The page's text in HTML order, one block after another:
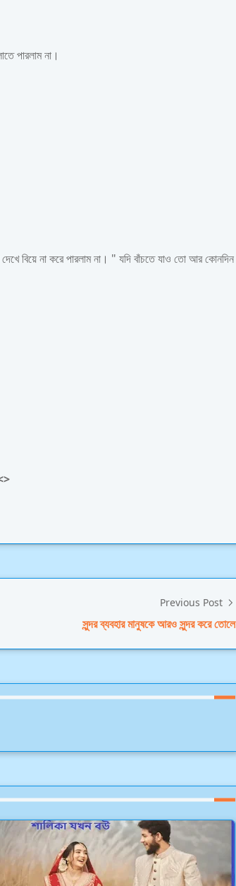
পারলাম না।
বিয়ে না করে পারলাম না। " যদি বাঁচতে যাও তো আর কোনদিন
Previous Post
সুন্দর ব্যবহার মানুষকে আরও সুন্দর করে তোলে